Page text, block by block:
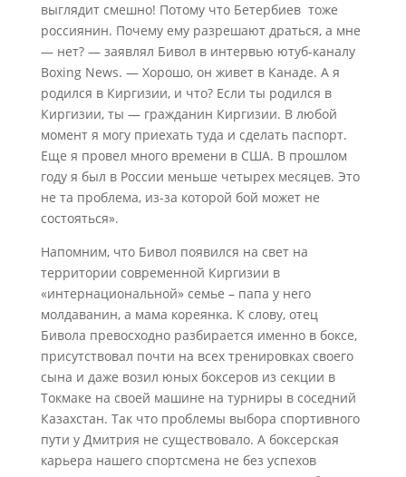
выглядит смешно! Потому что Бетербиев тоже
россиянин. Почему ему разрешают драться, а мне
— нет? — заявлял Бивол в интервью ютуб-каналу
Boxing News. — Хорошо, он живет в Канаде. А я
родился в Киргизии, и что? Если ты родился в
Киргизии, ты — гражданин Киргизии. В любой
момент я могу приехать туда и сделать паспорт.
Еще я провел много времени в США. В прошлом
году я был в России меньше четырех месяцев. Это
не та проблема, из-за которой бой может не
состояться».
Напомним, что Бивол появился на свет на
территории современной Киргизии в
«интернациональной» семье – папа у него
молдаванин, а мама кореянка. К слову, отец
Бивола превосходно разбирается именно в боксе,
присутствовал почти на всех тренировках своего
сына и даже возил юных боксеров из секции в
Токмаке на своей машине на турниры в соседний
Казахстан. Так что проблемы выбора спортивного
пути у Дмитрия не существовало. А боксерская
карьера нашего спортсмена не без успехов